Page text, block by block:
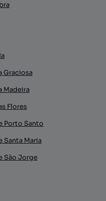
Graciosa
Madeira
Flores
Porto Santo
Santa Maria
São Jorge